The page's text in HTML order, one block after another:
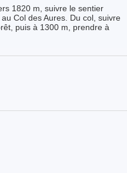
1820 m, suivre le sentier
Col des Aures. Du col, suivre
puis à 1300 m, prendre à